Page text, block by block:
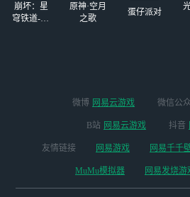
崩坏：星
穹铁道-4.4
原神·空月
之歌
蛋仔派对
微博 网易云游戏 微信公
B站 网易云游戏 抖音
友情链接 网易游戏 网易千千
MuMu模拟器 网易发烧游